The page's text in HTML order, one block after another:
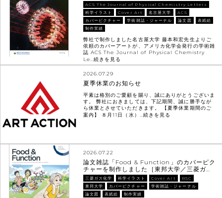
ACS The Journal of Physical Chemistry Letters
科学イラスト
Cover Art 名古屋大学
ACS
カバーピクチャー
学術雑誌・ジャーナル 論文図
表紙絵
制作実績
弊社で制作しました名古屋大学 藤本和宏先生よりご
依頼のカバーアートが、アメリカ化学会発行の学術雑
誌 ACS The Journal of Physical Chemistry
Le… 続きを見る
2026.07.29
夏季休業のお知らせ
平素は格別のご愛顧を賜り、誠にありがとうございま
す。 弊社におきましては、下記期間、誠に勝手なが
ら休業とさせていただきます。 【夏季休業期間のご
案内】 ８月11日（水）…続きを見る
2026.07.22
論文雑誌「Food & Function」のカバーピク
チャーを制作しました［東邦大学／三菱ガ…
三菱ガス化学 科学イラスト Cover Art
RSC
東邦大学
カバーピクチャー
学術雑誌・ジャーナル
論文図
表紙絵 制作実績